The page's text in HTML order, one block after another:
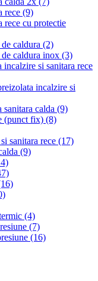
rece (9)
rece cu protectie
caldura (2)
caldura inox (3)
si sanitara rece
incalzire si
calda (9)
(punct fix) (8)
sanitara rece (17)
(9)
(4)
(7)
(16)